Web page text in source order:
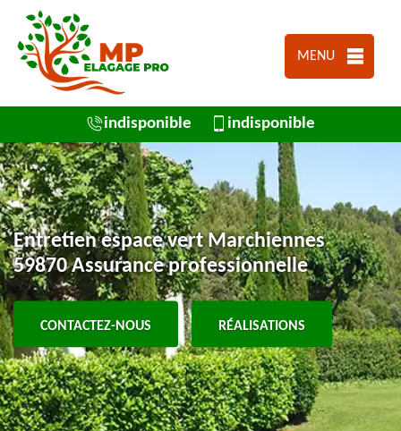
MENU
indisponible indisponible
Entretien espace vert Marchiennes
59870 Assurance professionnelle
CONTACTEZ-NOUS RÉALISATIONS